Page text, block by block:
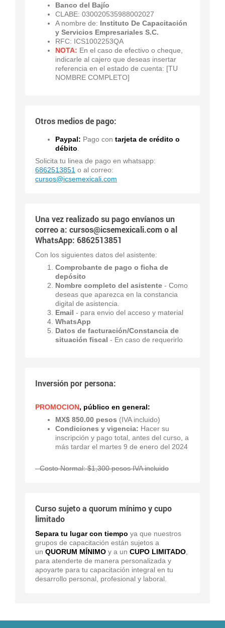
Banco del Bajío
CLABE: 030020535988002027
A nombre de: Instituto De Capacitación
y Servicios Empresariales S.C.
RFC: ICS1002253QA
NOTA: En el caso de efectivo o cheque,
indicarle al cajero que deseas insertar
referencia en el estado de cuenta: [TU
NOMBRE COMPLETO]
Otros medios de pago:
Paypal: Pago con tarjeta de crédito o
débito
Solicita tu linea de pago en whatsapp:
6862513851 o al correo:
cursos@icsemexicali.com
Una vez realizado su pago envíanos un
correo a: cursos@icsemexicali.com o al
WhatsApp: 6862513851
Con los siguientes datos del asistente:
Comprobante de pago o ficha de
depósito
Nombre completo del asistente - Como
deseas que aparezca en la constancia
digital de asistencia.
Email - para envio del acceso y material
WhatsApp
Datos de facturación/Constancia de
situación fiscal - En caso de requerirlo
Inversión por persona:
PROMOCION, público en general:
MX$ 850.00 pesos (IVA incluido)
Condiciones y vigencia: Hacer su
inscripción y pago total, antes del curso, a
más tardar el martes 9 de enero del 2024
- Costo Normal: $1,300 pesos IVA incluido
Curso sujeto a quorum mínimo y cupo
limitado
Separa tu lugar con tiempo ya que nuestros
grupos de capacitación están sujetos a
un QUORUM MÍNIMO y a un CUPO LIMITADO
para atenderte de manera personalizada y
apoyarte para tu capacitación integral en tu
desarrollo personal, profesional y laboral.